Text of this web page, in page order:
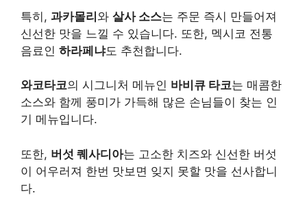
특히, 과카몰리와 살사 소스는 주문 즉시 만들어져
신선한 맛을 느낄 수 있습니다. 또한, 멕시코 전통
음료인 하라페냐도 추천합니다.
와코타코의 시그니처 메뉴인 바비큐 타코는 매콤한
소스와 함께 풍미가 가득해 많은 손님들이 찾는 인
기 메뉴입니다.
또한, 버섯 퀘사디아는 고소한 치즈와 신선한 버섯
이 어우러져 한번 맛보면 잊지 못할 맛을 선사합니
다.